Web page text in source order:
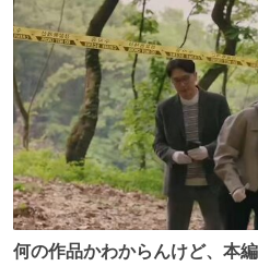
何の作品かわからんけど、本